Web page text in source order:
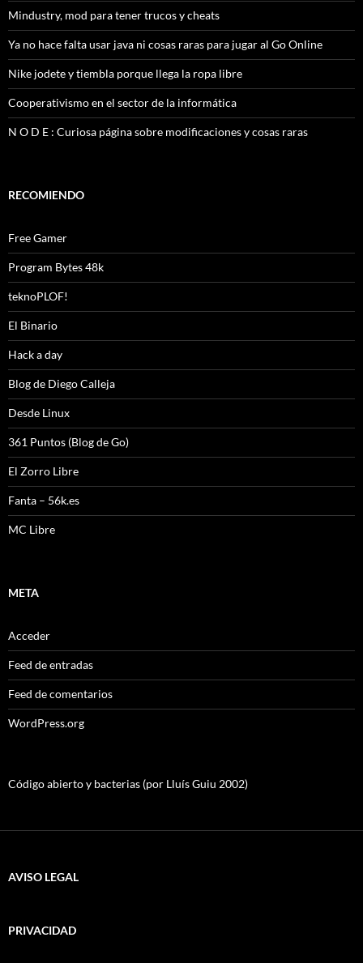
Mindustry, mod para tener trucos y cheats
Ya no hace falta usar java ni cosas raras para jugar al Go Online
Nike jodete y tiembla porque llega la ropa libre
Cooperativismo en el sector de la informática
N O D E : Curiosa página sobre modificaciones y cosas raras
RECOMIENDO
Free Gamer
Program Bytes 48k
teknoPLOF!
El Binario
Hack a day
Blog de Diego Calleja
Desde Linux
361 Puntos (Blog de Go)
El Zorro Libre
Fanta – 56k.es
MC Libre
META
Acceder
Feed de entradas
Feed de comentarios
WordPress.org
Código abierto y bacterias (por Lluís Guiu 2002)
AVISO LEGAL
PRIVACIDAD